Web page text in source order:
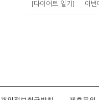
[다이어트 일기] 이번